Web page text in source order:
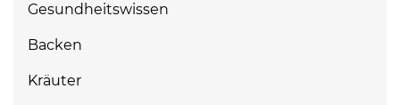
Gesundheitswissen
Backen
Kräuter